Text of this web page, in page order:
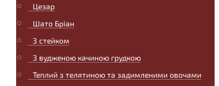
Цезар
Шато Бріан
З стейком
З вудженою качиною грудкою
Теплий з телятиною та задимленими овочами